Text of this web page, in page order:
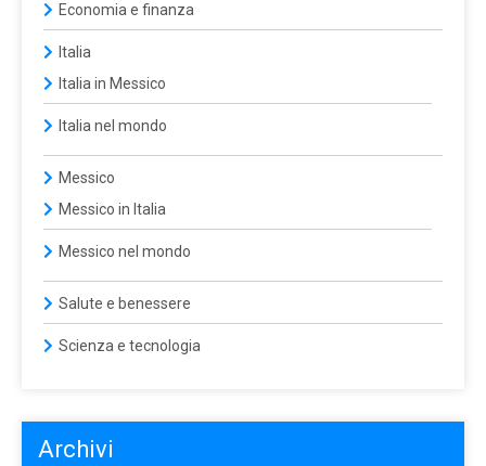
Economia e finanza
Italia
Italia in Messico
Italia nel mondo
Messico
Messico in Italia
Messico nel mondo
Salute e benessere
Scienza e tecnologia
Archivi